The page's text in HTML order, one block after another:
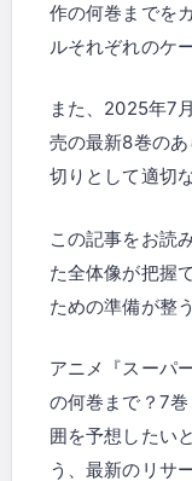
作の何巻までを
ルそれぞれのケ
また、2025年7
売の最新8巻の
切りとして適切
この記事をお読
た全体像が把握
ための準備が整
アニメ『スーパ
の何巻まで？7
囲を予想したい
う、最新のリサ